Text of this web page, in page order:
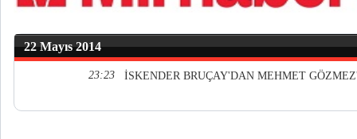
22 Mayıs 2014
23:23 İSKENDER BRUÇAY'DAN MEHMET